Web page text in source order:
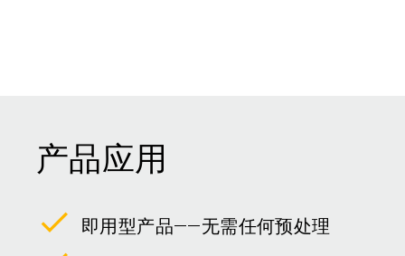
产品应用
即用型产品——无需任何预处理